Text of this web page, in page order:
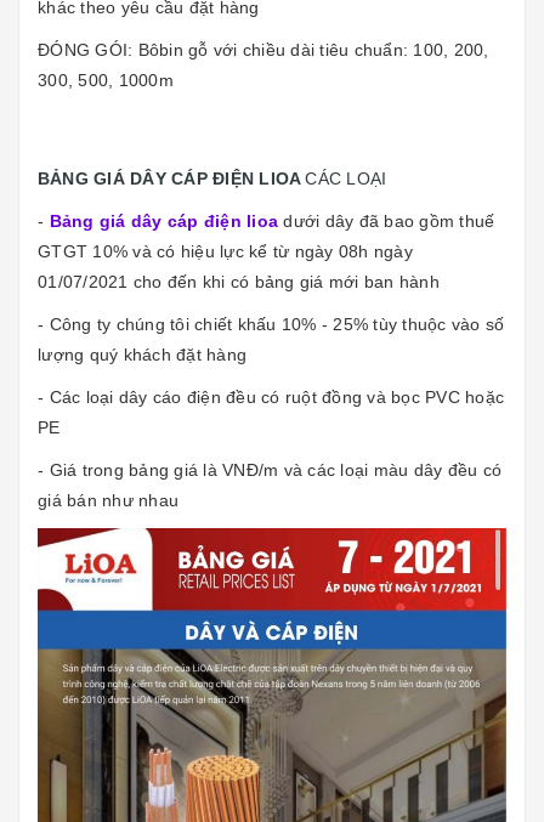
khác theo yêu cầu đặt hàng
ĐÓNG GÓI: Bôbin gỗ với chiều dài tiêu chuẩn: 100, 200,
300, 500, 1000m
BẢNG GIÁ DÂY CÁP ĐIỆN LIOACÁC LOẠI
- Bảng giá dây cáp điện lioa dưới dây đã bao gồm thuế
GTGT 10% và có hiệu lực kể từ ngày 08h ngày
01/07/2021 cho đến khi có bảng giá mới ban hành
- Công ty chúng tôi chiết khấu 10% - 25% tùy thuộc vào số
lượng quý khách đặt hàng
- Các loại dây cáo điện đều có ruột đồng và bọc PVC hoặc
PE
- Giá trong bảng giá là VNĐ/m và các loại màu dây đều có
giá bán như nhau